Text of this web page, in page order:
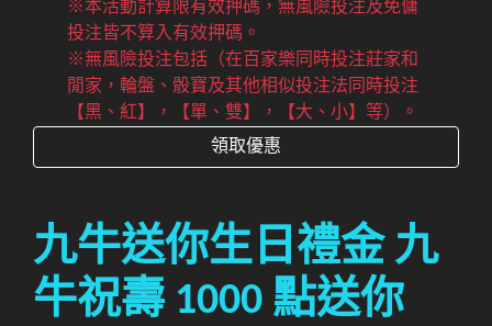
※本活動計算限有效押碼，無風險投注及免傭
投注皆不算入有效押碼。
※無風險投注包括（在百家樂同時投注莊家和
閒家，輪盤、骰寶及其他相似投注法同時投注
【黑、紅】，【單、雙】，【大、小】等）。
領取優惠
九牛送你生日禮金 九
牛祝壽 1000 點送你